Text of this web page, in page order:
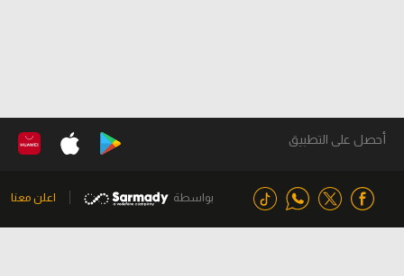
أحصل على التطبيق
بواسطة اعلن معنا